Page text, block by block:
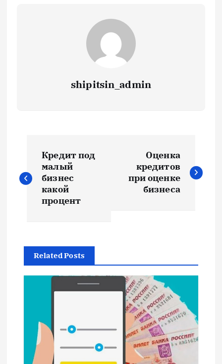
shipitsin_admin
а
г
а
Кредит под
малый
бизнес
какой
процент
Оценка
кредитов
при оценке
бизнеса
Related Posts